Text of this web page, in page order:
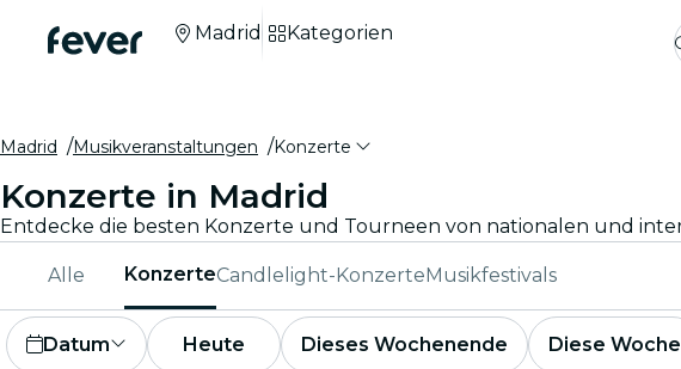
Madrid Kategorien
Madrid Musikveranstaltungen Konzerte
Konzerte in Madrid
Alle KonzerteCandlelight-KonzerteMusikfestivals
Datum Heute Dieses Wochenende Diese Woche